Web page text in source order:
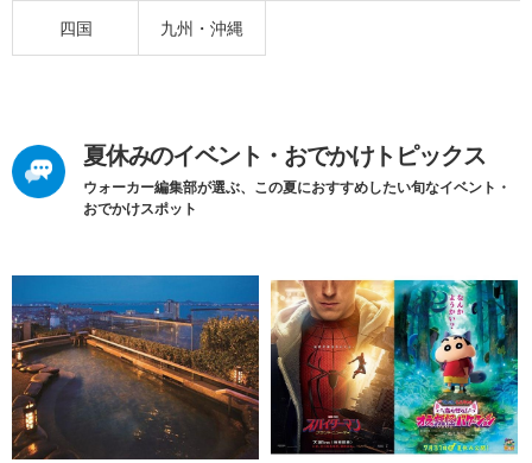
四国 九州・沖縄
夏休みのイベント・おでかけトピックス
ウォーカー編集部が選ぶ、この夏におすすめしたい旬なイベント・
おでかけスポット